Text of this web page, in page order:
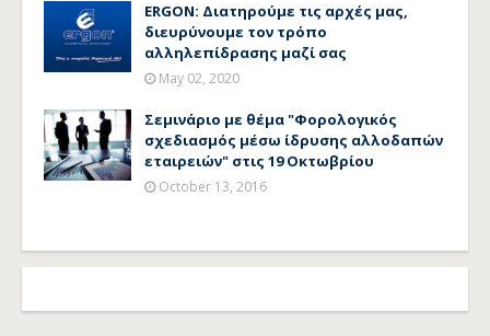
ERGON: Διατηρούμε τις αρχές μας,
διευρύνουμε τον τρόπο
αλληλεπίδρασης μαζί σας
May 02, 2020
Σεμινάριο με θέμα "Φορολογικός
σχεδιασμός μέσω ίδρυσης αλλοδαπών
εταιρειών" στις 19 Οκτωβρίου
October 13, 2016